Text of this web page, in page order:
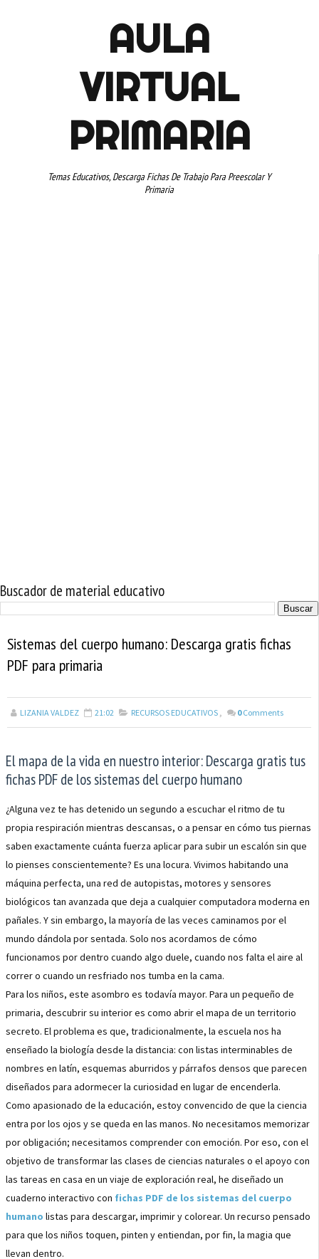
AULA
VIRTUAL
PRIMARIA
Temas Educativos, Descarga Fichas De Trabajo Para Preescolar Y
Primaria
Buscador de material educativo
Sistemas del cuerpo humano: Descarga gratis fichas
PDF para primaria
LIZANIA VALDEZ 21:02 RECURSOS EDUCATIVOS , 0 Comments
El mapa de la vida en nuestro interior: Descarga gratis tus
fichas PDF de los sistemas del cuerpo humano
¿Alguna vez te has detenido un segundo a escuchar el ritmo de tu
propia respiración mientras descansas, o a pensar en cómo tus piernas
saben exactamente cuánta fuerza aplicar para subir un escalón sin que
lo pienses conscientemente? Es una locura. Vivimos habitando una
máquina perfecta, una red de autopistas, motores y sensores
biológicos tan avanzada que deja a cualquier computadora moderna en
pañales. Y sin embargo, la mayoría de las veces caminamos por el
mundo dándola por sentada. Solo nos acordamos de cómo
funcionamos por dentro cuando algo duele, cuando nos falta el aire al
correr o cuando un resfriado nos tumba en la cama.
Para los niños, este asombro es todavía mayor. Para un pequeño de
primaria, descubrir su interior es como abrir el mapa de un territorio
secreto. El problema es que, tradicionalmente, la escuela nos ha
enseñado la biología desde la distancia: con listas interminables de
nombres en latín, esquemas aburridos y párrafos densos que parecen
diseñados para adormecer la curiosidad en lugar de encenderla.
Como apasionado de la educación, estoy convencido de que la ciencia
entra por los ojos y se queda en las manos. No necesitamos memorizar
por obligación; necesitamos comprender con emoción. Por eso, con el
objetivo de transformar las clases de ciencias naturales o el apoyo con
las tareas en casa en un viaje de exploración real, he diseñado un
cuaderno interactivo con fichas PDF de los sistemas del cuerpo
humano listas para descargar, imprimir y colorear. Un recurso pensado
para que los niños toquen, pinten y entiendan, por fin, la magia que
llevan dentro.